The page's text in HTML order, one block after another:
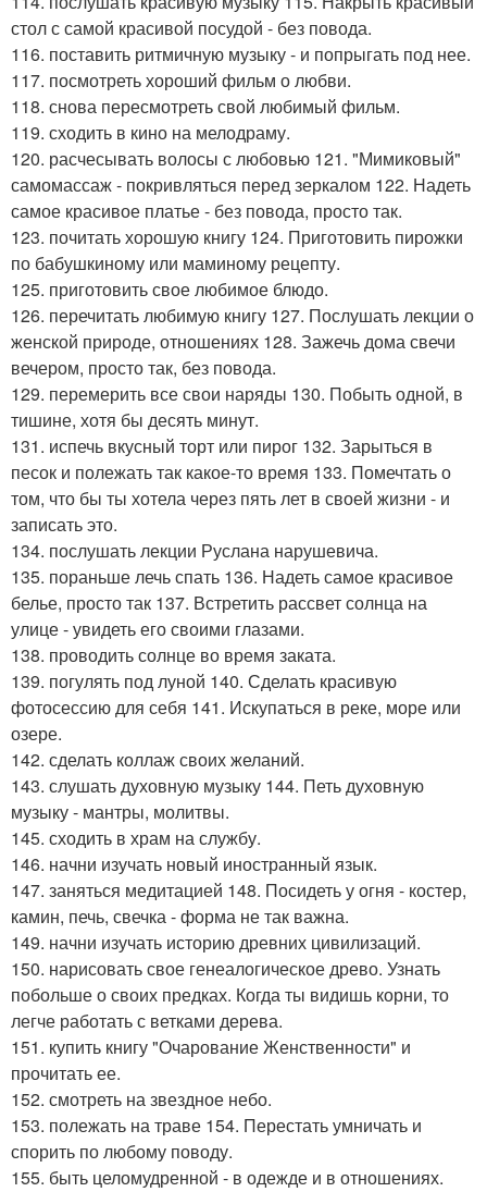
стол с самой красивой посудой - без повода.
116. поставить ритмичную музыку - и попрыгать под нее.
117. посмотреть хороший фильм о любви.
118. снова пересмотреть свой любимый фильм.
119. сходить в кино на мелодраму.
120. расчесывать волосы с любовью 121. "Мимиковый"
самомассаж - покривляться перед зеркалом 122. Надеть
самое красивое платье - без повода, просто так.
123. почитать хорошую книгу 124. Приготовить пирожки
по бабушкиному или маминому рецепту.
125. приготовить свое любимое блюдо.
126. перечитать любимую книгу 127. Послушать лекции о
женской природе, отношениях 128. Зажечь дома свечи
вечером, просто так, без повода.
129. перемерить все свои наряды 130. Побыть одной, в
тишине, хотя бы десять минут.
131. испечь вкусный торт или пирог 132. Зарыться в
песок и полежать так какое-то время 133. Помечтать о
том, что бы ты хотела через пять лет в своей жизни - и
записать это.
134. послушать лекции Руслана нарушевича.
135. пораньше лечь спать 136. Надеть самое красивое
белье, просто так 137. Встретить рассвет солнца на
улице - увидеть его своими глазами.
138. проводить солнце во время заката.
139. погулять под луной 140. Сделать красивую
фотосессию для себя 141. Искупаться в реке, море или
озере.
142. сделать коллаж своих желаний.
143. слушать духовную музыку 144. Петь духовную
музыку - мантры, молитвы.
145. сходить в храм на службу.
146. начни изучать новый иностранный язык.
147. заняться медитацией 148. Посидеть у огня - костер,
камин, печь, свечка - форма не так важна.
149. начни изучать историю древних цивилизаций.
150. нарисовать свое генеалогическое древо. Узнать
побольше о своих предках. Когда ты видишь корни, то
легче работать с ветками дерева.
151. купить книгу "Очарование Женственности" и
прочитать ее.
152. смотреть на звездное небо.
153. полежать на траве 154. Перестать умничать и
спорить по любому поводу.
155. быть целомудренной - в одежде и в отношениях.